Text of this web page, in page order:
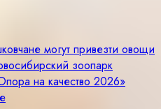
могут привезти овощи
зоопарк
на качество 2026»